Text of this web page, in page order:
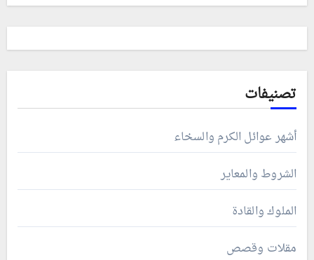
تصنيفات
أشهر عوائل الكرم والسخاء
الشروط والمعاير
الملوك والقادة
مقلات وقصص